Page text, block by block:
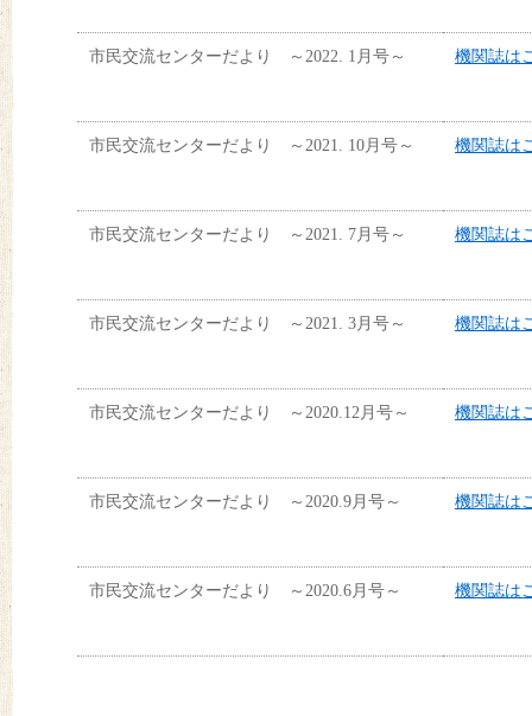
市民交流センターだより ～2022. 1月号～ 機関誌は
市民交流センターだより ～2021. 10月号～ 機関誌は
市民交流センターだより ～2021. 7月号～ 機関誌は
市民交流センターだより ～2021. 3月号～ 機関誌は
市民交流センターだより ～2020.12月号～ 機関誌は
市民交流センターだより ～2020.9月号～ 機関誌は
市民交流センターだより ～2020.6月号～ 機関誌は